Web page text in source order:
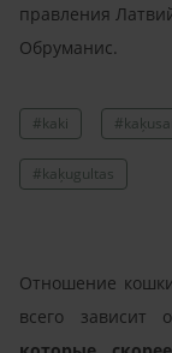
правления
Обруманис.
#kaki
#kaķugultas
Отношение
всего зависит